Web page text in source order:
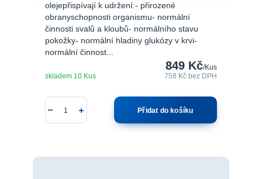
olejepřispívají k udržení:- přirozené
obranyschopnosti organismu- normální
činnosti svalů a kloubů- normálního stavu
pokožky- normální hladiny glukózy v krvi-
normální činnost...
849 Kč/Kus
758 Kč bez DPH
skladem 10 Kus
Přidat do košíku